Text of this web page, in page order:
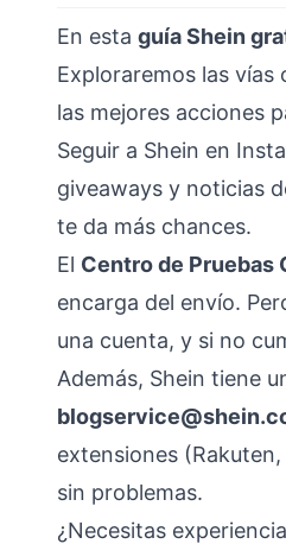
En esta guía Shein
Exploraremos las
las mejores acciones
Seguir a Shein en
giveaways y noticias
te da más chances.
El Centro de Pruebas
encarga del envío.
una cuenta, y si no
Además, Shein tiene
extensiones
sin problemas.
¿Necesitas